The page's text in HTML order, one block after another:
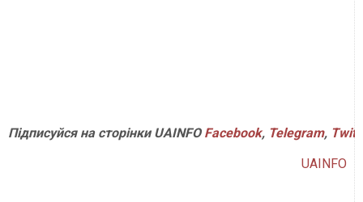
ПідписуйсянасторінкиUAINFO Facebook, Telegram,
UAINFO